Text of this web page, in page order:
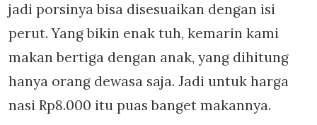
jadi porsinya bisa disesuaikan dengan isi
perut. Yang bikin enak tuh, kemarin kami
makan bertiga dengan anak, yang dihitung
hanya orang dewasa saja. Jadi untuk harga
nasi Rp8.000 itu puas banget makannya.